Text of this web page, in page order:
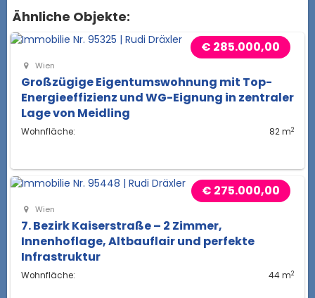
Ähnliche Objekte:
€ 285.000,00
Wien
Großzügige Eigentumswohnung mit Top-
Energieeffizienz und WG-Eignung in zentraler
Lage von Meidling
Wohnfläche: 82 m2
€ 275.000,00
Wien
7. Bezirk Kaiserstraße – 2 Zimmer,
Innenhoflage, Altbauflair und perfekte
Infrastruktur
Wohnfläche: 44 m2